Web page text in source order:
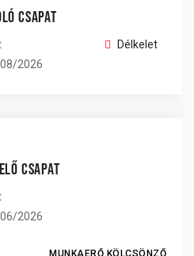
CSAPAT
2026
Délkelet
CSAPAT
2026
MUNKAERŐ KÖLCSÖNZŐ